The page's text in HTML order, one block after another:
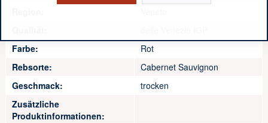
Farbe:
Rot
Rebsorte:
Cabernet Sauvignon
Geschmack:
trocken
Zusätzliche
Produktinformationen: